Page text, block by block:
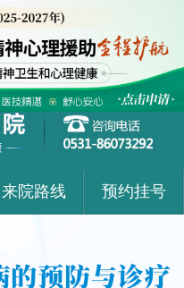
来院路线 预约挂号